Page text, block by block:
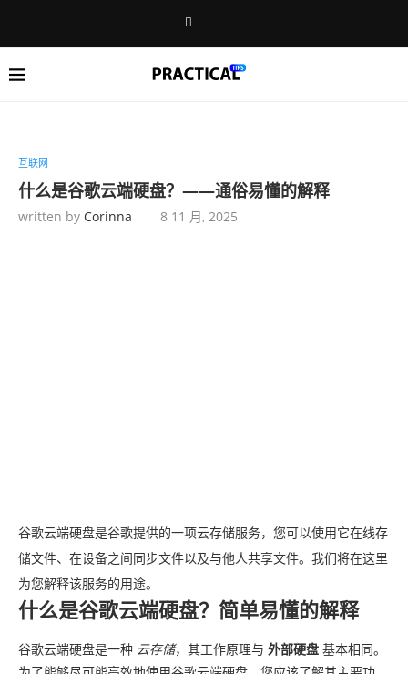
互联网
什么是谷歌云端硬盘？——通俗易懂的解释
written by Corinna 8 11 月, 2025
谷歌云端硬盘是谷歌提供的一项云存储服务，您可以使用它在线存
储文件、在设备之间同步文件以及与他人共享文件。我们将在这里
为您解释该服务的用途。
什么是谷歌云端硬盘？简单易懂的解释
谷歌云端硬盘是一种 云存储，其工作原理与 外部硬盘 基本相同。